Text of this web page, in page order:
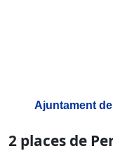
Ajuntament
2 places de